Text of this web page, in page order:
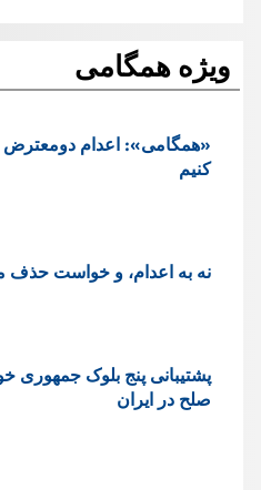
ویژه همگامی
«همگامی»: اعدام
کنیم
نه به اعدام، و خواست حذف
پشتيبانی پنج بلوک جمهوری
صلح در ایران